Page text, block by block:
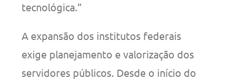
tecnológica.”
A expansão dos institutos federais
exige planejamento e valorização dos
servidores públicos. Desde o início do